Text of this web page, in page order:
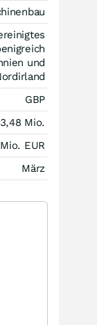
und
GBP
Mio.
EUR
März